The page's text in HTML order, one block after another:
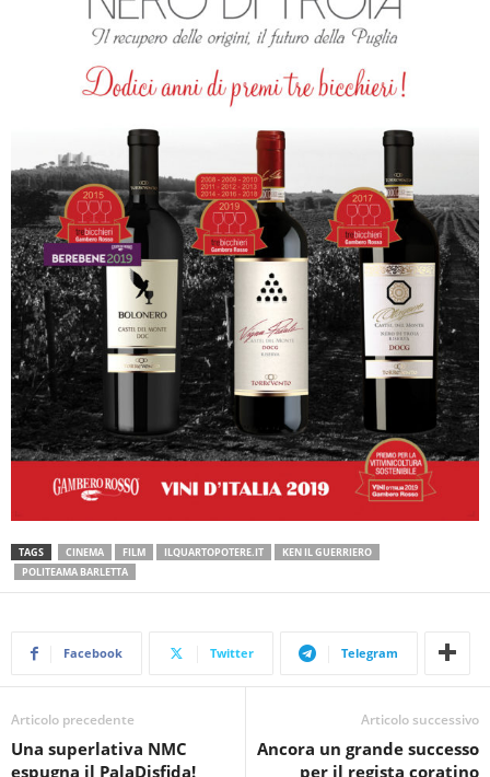
TAGS CINEMA FILM ILQUARTOPOTERE.IT
KEN IL GUERRIERO
POLITEAMA BARLETTA
Facebook Twitter Telegram
Articolo precedente
Una superlativa NMC
espugna il PalaDisfida!
Articolo successivo
Ancora un grande successo
per il regista coratino